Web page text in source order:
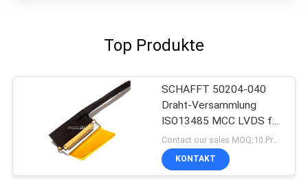
Top Produkte
SCHAFFT 50204-040
Draht-Versammlung
ISO13485 MCC LVDS für
medizinischen Lcd-
Monitor mit links
KONTAKT